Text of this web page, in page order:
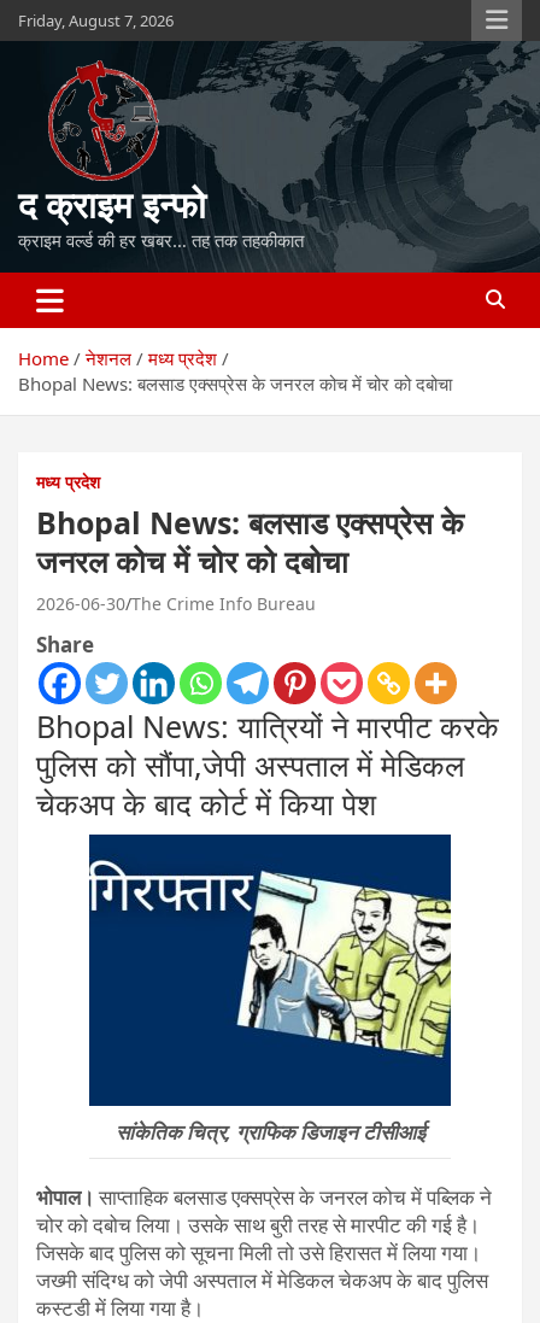
Skip
to
Friday, August 7, 2026
द क्राइम इन्फो
क्राइम वर्ल्ड की हर खबर… तह तक तहकीकात
Home नेशनल
मध्य प्रदेश
Bhopal News: बलसाड एक्सप्रेस के जनरल कोच में चोर को दबोचा
मध्य प्रदेश
Bhopal News: बलसाड एक्सप्रेस के
जनरल कोच में चोर को दबोचा
2026-06-30 The Crime Info Bureau
Share
Bhopal News: यात्रियों ने मारपीट करके
पुलिस को सौंपा,जेपी अस्पताल में मेडिकल
चेकअप के बाद कोर्ट में किया पेश
सांकेतिक चित्र, ग्राफिक डिजाइन टीसीआई
भोपाल। साप्ताहिक बलसाड एक्सप्रेस के जनरल कोच में पब्लिक ने
चोर को दबोच लिया। उसके साथ बुरी तरह से मारपीट की गई है।
जिसके बाद पुलिस को सूचना मिली तो उसे हिरासत में लिया गया।
जख्मी संदिग्ध को जेपी अस्पताल में मेडिकल चेकअप के बाद पुलिस
कस्टडी में लिया गया है।